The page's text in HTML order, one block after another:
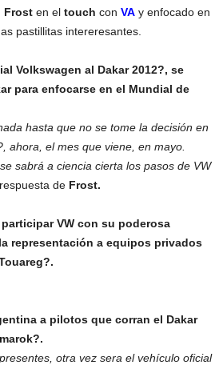
Frost en el touch con VA y enfocado en
pastillitas intereresantes.
Volkswagen al Dakar 2012?, se
para enfocarse en el Mundial de
hasta que no se tome la decisión en
ahora, el mes que viene, en mayo.
sabrá a ciencia cierta los pasos de VW
respuesta de Frost.
VW con su poderosa
representación a equipos privados
a pilotos que corran el Dakar
otra vez sera el vehículo oficial